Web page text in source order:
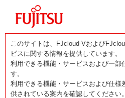
このサイトは、FJcloud-Vおよび
ビスに関する情報を提供しています。
利用できる機能・サービスおよび一部
す。
利用できる機能・サービスおよび仕様
供されている案内を確認してください。